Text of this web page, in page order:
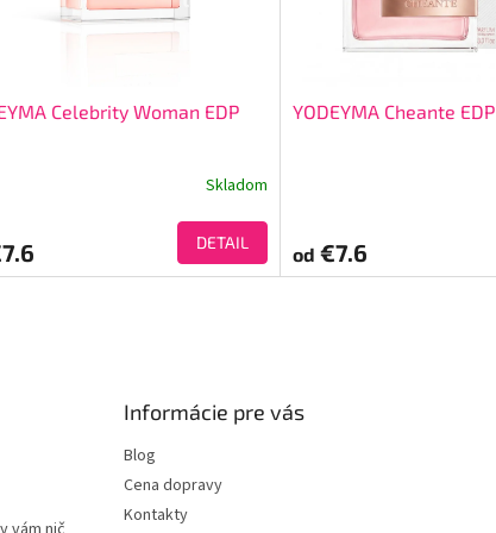
Celebrity Woman EDP
Skladom
DETAIL
YODEYMA Cheante EDP
od €7.6
Informácie pre vás
Blog
Cena dopravy
Kontakty